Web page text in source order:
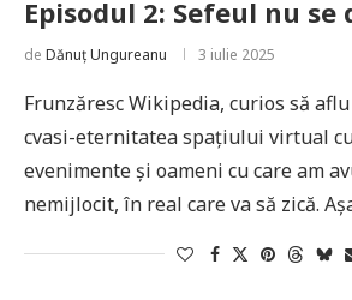
Episodul 2: Sefeul nu se
de Dănuț Ungureanu 3 iulie 2025
Frunzăresc Wikipedia, curios să
cvasi-eternitatea spațiului virtual
evenimente și oameni cu care am
nemijlocit, în real care va să zică.